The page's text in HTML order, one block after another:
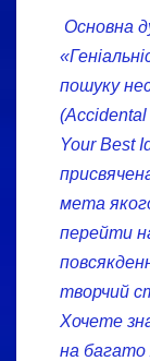
Основна
пошуку
Your Best
мета
перейти
творчий
Хочете
на